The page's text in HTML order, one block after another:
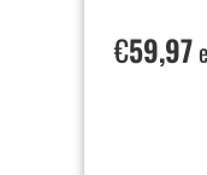
€59,97